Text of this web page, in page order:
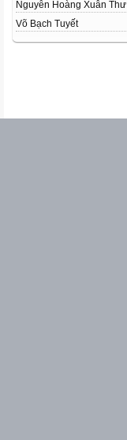
Nguyễn Hoàng Xuân Thư
Võ Bạch Tuyết